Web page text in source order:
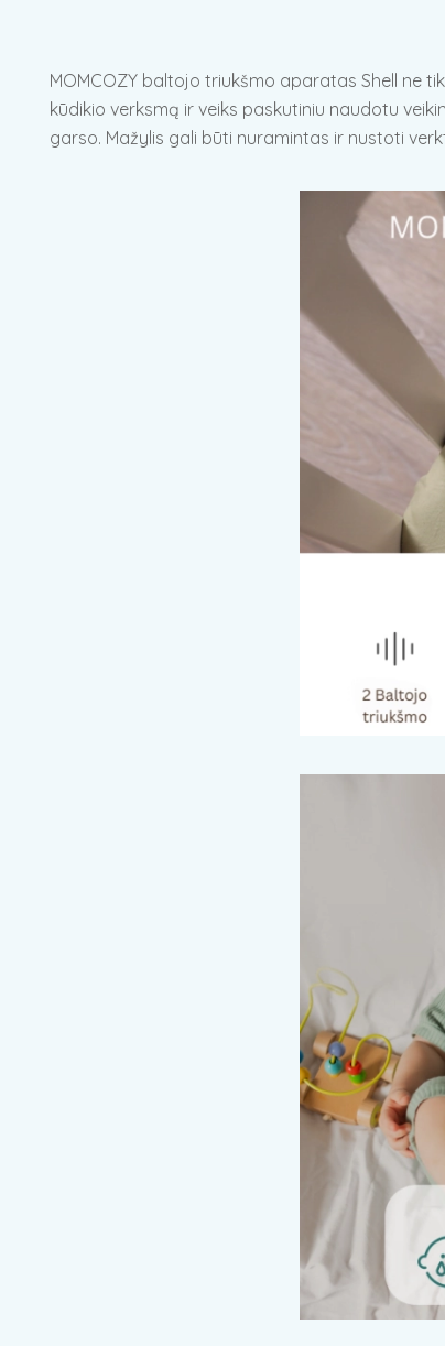
MOMCOZY baltojo triukšmo aparatas Shell ne
kūdikio verksmą ir veiks paskutiniu naudotu
garso. Mažylis gali būti nuramintas ir nustoti